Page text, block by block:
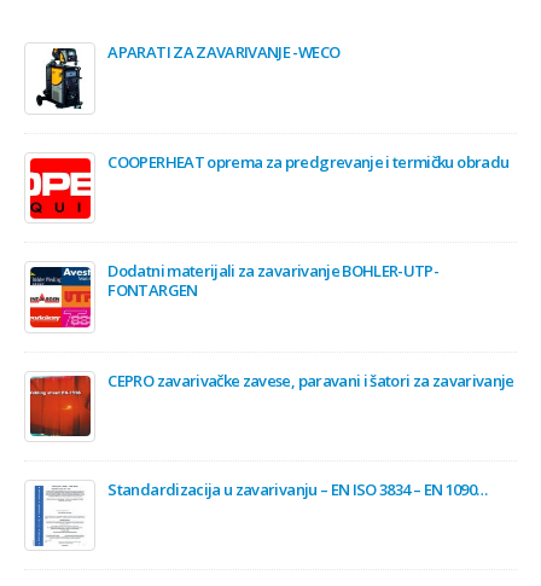
APARATI ZA ZAVARIVANJE -WECO
COOPERHEAT oprema za predgrevanje i termičku obradu
Dodatni materijali za zavarivanje BOHLER-UTP-
FONTARGEN
CEPRO zavarivačke zavese, paravani i šatori za zavarivanje
Standardizacija u zavarivanju – EN ISO 3834 – EN 1090…